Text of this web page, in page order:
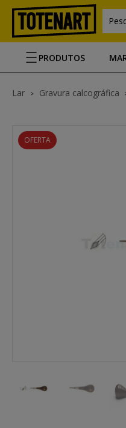
PRODUTOS
Lar Gravura calcográfica
OFERTA